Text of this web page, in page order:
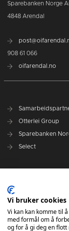
Sparebanken Norge
4848 Arendal
908 61 066
oifarendal.no
Otterlei Group
Sparebanken
Select
Spillerstall
Administrasjon
Styret
Vi bruker cookies
Vi kan kan komme til
med formål om å
og for å gi deg en